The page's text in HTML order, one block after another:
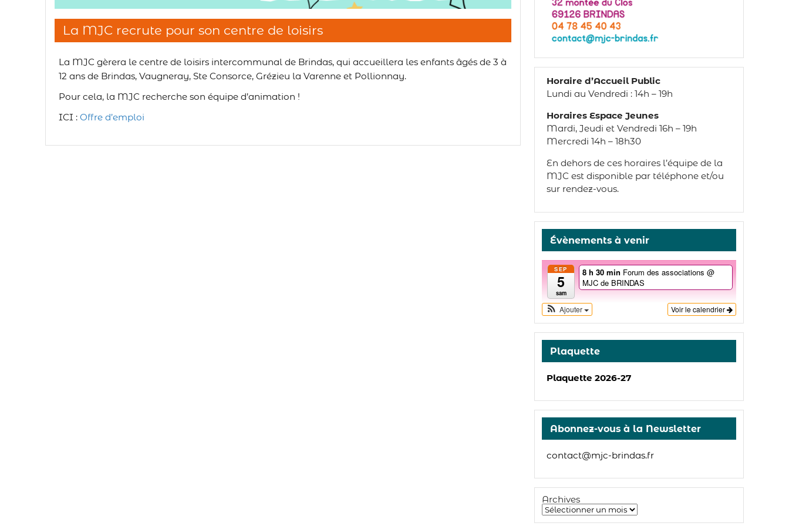
La MJC recrute pour son centre de loisirs
La MJC gèrera le centre de loisirs intercommunal de Brindas, qui accueillera les enfants âgés de 3 à
12 ans de Brindas, Vaugneray, Ste Consorce, Grézieu la Varenne et Pollionnay.
Pour cela, la MJC recherche son équipe d’animation !
ICI :Offre d’emploi
Horaire d’Accueil Public
Lundi au Vendredi : 14h – 19h
Horaires Espace Jeunes
Mardi, Jeudi et Vendredi 16h – 19h
Mercredi 14h – 18h30
En dehors de ces horaires l’équipe de la
MJC est disponible par téléphone et/ou
sur rendez-vous.
Évènements à venir
SEP
5
sam
8 h 30 min Forum des associations @
MJC de BRINDAS
Voir le calendrier
Ajouter
Plaquette
Plaquette 2026-27
Abonnez-vous à la Newsletter
contact@mjc-brindas.fr
Archives